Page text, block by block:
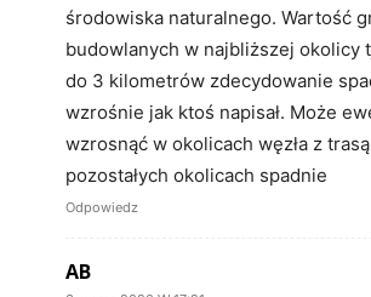
środowiska naturalnego. Wartość
budowlanych w najbliższej okolicy
do 3 kilometrów zdecydowanie
wzrośnie jak ktoś napisał. Może
wzrosnąć w okolicach węzła z
pozostałych okolicach spadnie
Odpowiedz
AB